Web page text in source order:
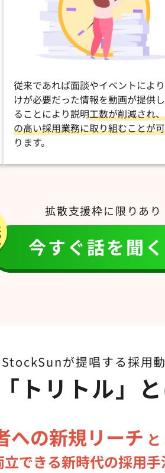
従来であれば面談やイベントによ
けが必要だった情報を動画が提供
ることにより説明工数が削減され
の高い採用業務に取り組むことが
ります。
拡散支援枠に限りあり
今すぐ話を聞く
StockSunが提唱する採用
「トリトル」
への新規リーチ と
立できる新時代の採用手